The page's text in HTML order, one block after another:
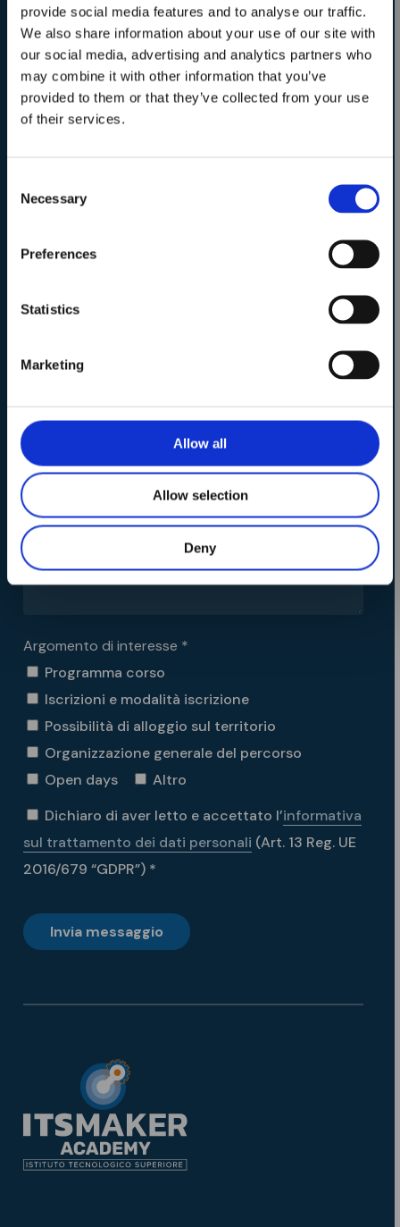
provide social media features and to analyse our traffic.
We also share information about your use of our site with
our social media, advertising and analytics partners who
may combine it with other information that you’ve
provided to them or that they’ve collected from your use
of their services.
Selection
Necessary
Preferences
Statistics
Marketing
Allow all
Allow selection
Deny
Nome *
Cognome *
Email *
Sede di interesse *
FORNOVO TARO
PARMA
FORLÌ
FAENZA
RIMINI / MISANO (RN)
PIACENZA
Messaggio * (si prega di specificare più possibile)
Argomento di interesse *
Programma corso
Iscrizioni e modalità iscrizione
Possibilità di alloggio sul territorio
Organizzazione generale del percorso
Open days
Altro
Dichiaro di aver letto e accettato l’informativa
sul trattamento dei dati personali (Art. 13 Reg. UE
2016/679 “GDPR”) *
Academy per il
biennio 2026–2028!
Chiusura iscrizioni:
ITS MAKER Academy
Calendario Open Days